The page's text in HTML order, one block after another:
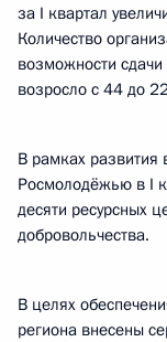
за I квартал
Количество
возможности
возросло с 44 до
В рамках развития
Росмолодёжью в I
десяти ресурсных
добровольчества.
В целях
региона внесены